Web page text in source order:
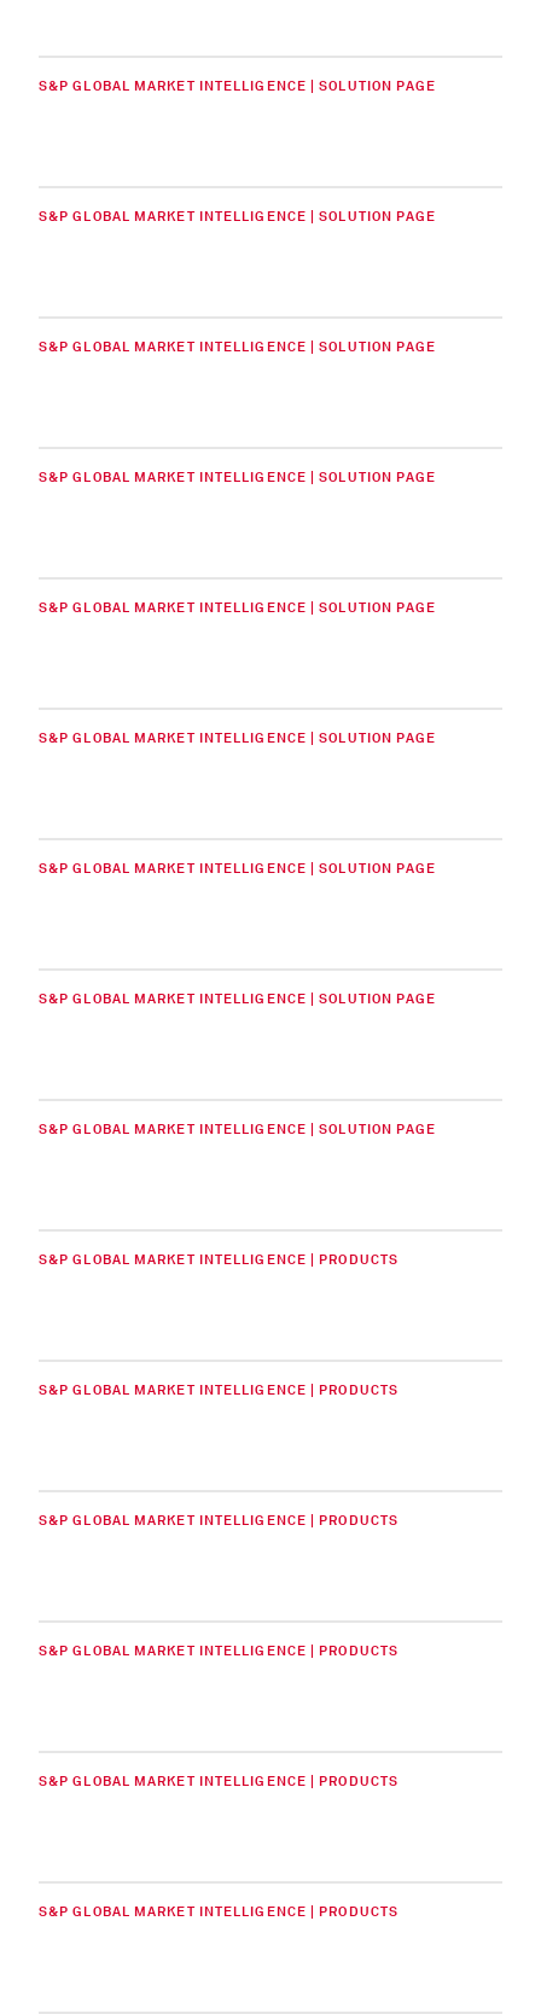
S&P GLOBAL MARKET INTELLIGENCE | SOLUTION PAGE
S&P GLOBAL MARKET INTELLIGENCE | SOLUTION PAGE
S&P GLOBAL MARKET INTELLIGENCE | SOLUTION PAGE
S&P GLOBAL MARKET INTELLIGENCE | SOLUTION PAGE
S&P GLOBAL MARKET INTELLIGENCE | SOLUTION PAGE
S&P GLOBAL MARKET INTELLIGENCE | SOLUTION PAGE
S&P GLOBAL MARKET INTELLIGENCE | SOLUTION PAGE
S&P GLOBAL MARKET INTELLIGENCE | SOLUTION PAGE
S&P GLOBAL MARKET INTELLIGENCE | SOLUTION PAGE
S&P GLOBAL MARKET INTELLIGENCE | PRODUCTS
S&P GLOBAL MARKET INTELLIGENCE | PRODUCTS
S&P GLOBAL MARKET INTELLIGENCE | PRODUCTS
S&P GLOBAL MARKET INTELLIGENCE | PRODUCTS
S&P GLOBAL MARKET INTELLIGENCE | PRODUCTS
S&P GLOBAL MARKET INTELLIGENCE | PRODUCTS